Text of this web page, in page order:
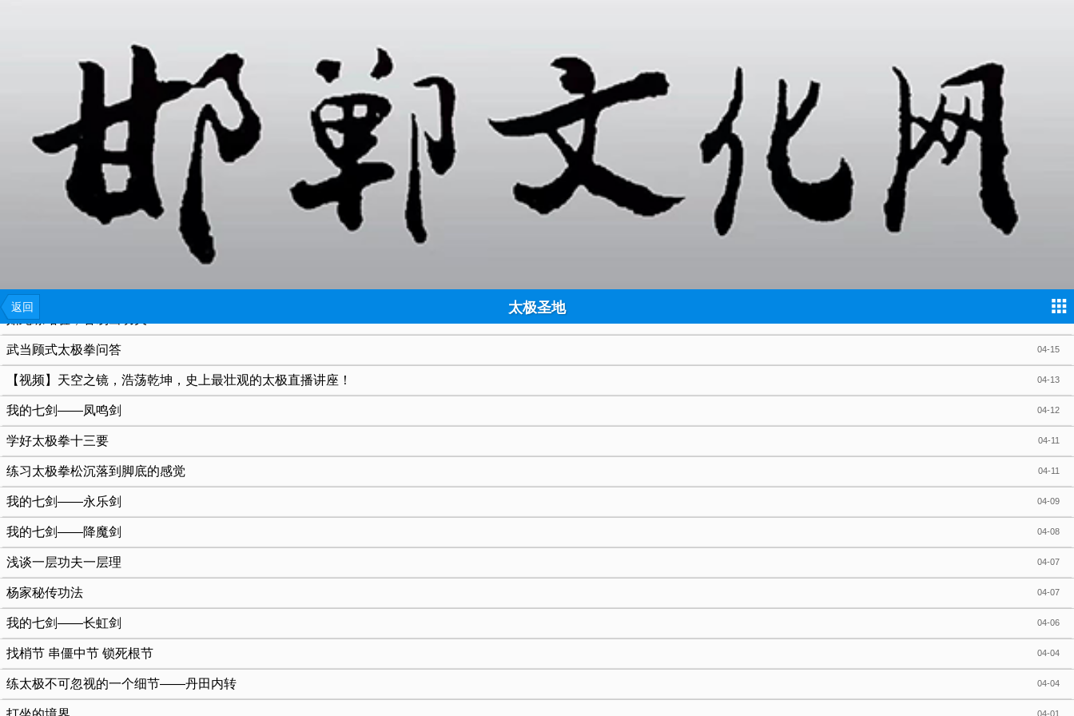
返回 太极圣地
东武太极研修院南京分院挂牌暨崔成龙老师收徒仪式圆满举办
万象·太极项目开工！升级改造中华太极馆，共建太极全域剧场
太极拳如何练落胯的方法
练太极气通“三关”，第一关你过了吗？
高献国：中易武术研究院执行院长、山西省忻州市武术协会名誉副主席
04-21
太极之光 照耀四方——张国胜先生谈邯郸城市形象宣传语
如此练站桩，容易出功夫！
04-15
武当顾式太极拳问答
04-13
【视频】天空之镜，浩荡乾坤，史上最壮观的太极直播讲座！
04-12
我的七剑——凤鸣剑
04-11
学好太极拳十三要
04-11
练习太极拳松沉落到脚底的感觉
04-09
我的七剑——永乐剑
04-08
我的七剑——降魔剑
04-07
浅谈一层功夫一层理
04-07
杨家秘传功法
04-06
我的七剑——长虹剑
04-04
找梢节 串僵中节 锁死根节
04-04
练太极不可忽视的一个细节——丹田内转
04-01